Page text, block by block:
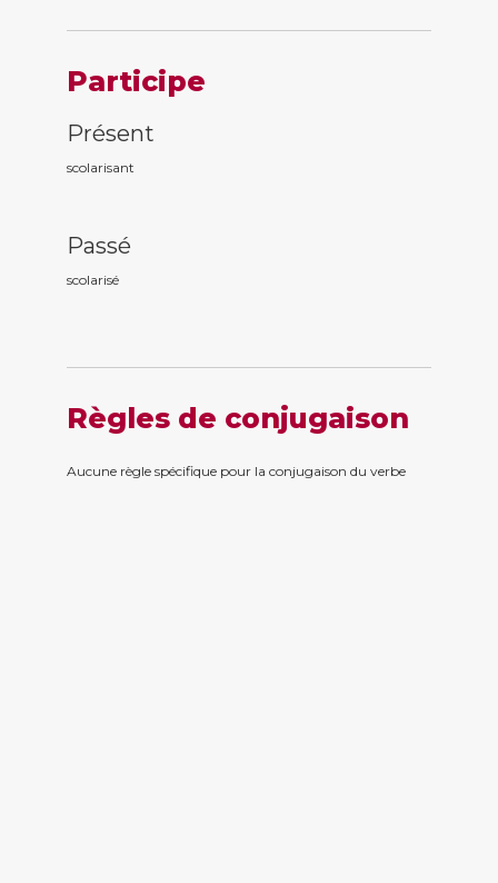
Participe
Présent
scolarisant
Passé
scolarisé
Règles de conjugaison
Aucune règle spécifique pour la conjugaison du verbe